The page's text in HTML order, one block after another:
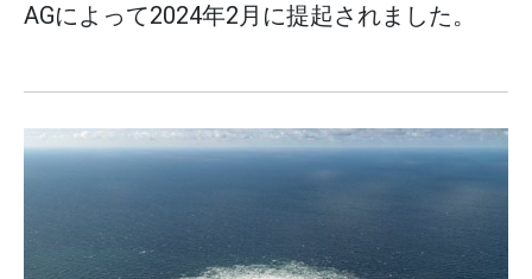
AGによって2024年2月に提起されました。